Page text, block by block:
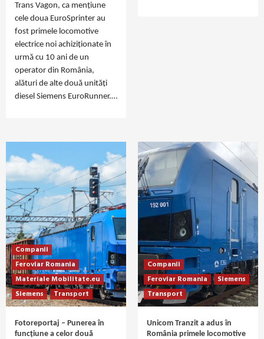
Trans Vagon, ca mențiune
cele doua EuroSprinter au
fost primele locomotive
electrice noi achiziționate în
urmă cu 10 ani de un
operator din România,
alături de alte două unități
diesel Siemens EuroRunner.…
Companii
Feroviar Romania
Materiale Mobilitate.eu
Siemens
Transport
Fotoreportaj – Punerea în
funcțiune a celor două
Companii
Feroviar Romania
Siemens
Transport
Unicom Tranzit a adus în
România primele locomotive